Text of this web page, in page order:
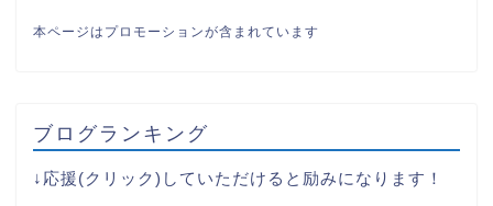
本ページはプロモーションが含まれています
ブログランキング
↓応援(クリック)していただけると励みになります！